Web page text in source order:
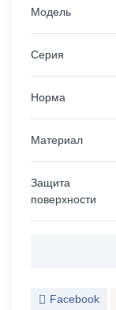
Модель
Серия
Норма
Материал
Защита
поверхности
Facebook